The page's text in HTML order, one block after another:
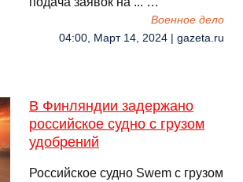
Военное дело
04:00, Март 14, 2024 | gazeta.ru
В Финляндии задержано
российское судно с грузом
удобрений
Российское судно Swem c грузом